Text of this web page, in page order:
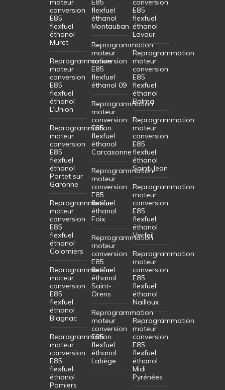
moteur
conversion
E85
flexfuel
éthanol
Muret
Reprogrammation
moteur
conversion
E85
flexfuel
éthanol
L’Union
Reprogrammation
moteur
conversion
E85
flexfuel
éthanol
Portet sur
Garonne
Reprogrammation
moteur
conversion
E85
flexfuel
éthanol
Colomiers
Reprogrammation
moteur
conversion
E85
flexfuel
éthanol
Blagnac
Reprogrammation
moteur
conversion
E85
flexfuel
éthanol
Pamiers
E85
flexfuel
éthanol
Montauban
Reprogrammation
moteur
conversion
E85
flexfuel
éthanol 09
Reprogrammation
moteur
conversion
E85
flexfuel
éthanol
Carcasonne
Reprogrammation
moteur
conversion
E85
flexfuel
éthanol
Foix
Reprogrammation
moteur
conversion
E85
flexfuel
éthanol
Saint-
Orens
Reprogrammation
moteur
conversion
E85
flexfuel
éthanol
Labège
conversion
E85
flexfuel
éthanol
Lavaur
Reprogrammation
moteur
conversion
E85
flexfuel
éthanol
Balma
Reprogrammation
moteur
conversion
E85
flexfuel
éthanol
Saint-Jean
Reprogrammation
moteur
conversion
E85
flexfuel
éthanol
Verfeil
Reprogrammation
moteur
conversion
E85
flexfuel
éthanol
Nailloux
Reprogrammation
moteur
conversion
E85
flexfuel
éthanol
Midi
Pyrénées